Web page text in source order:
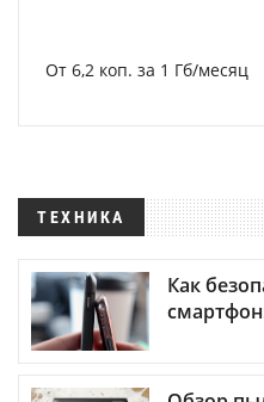
От 6,2 коп. за 1 Гб/месяц
ТЕХНИКА
Как